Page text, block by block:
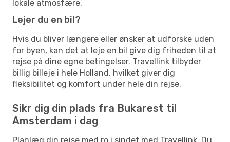
lokale atmosfære.
Lejer du en bil?
Hvis du bliver længere eller ønsker at udforske uden
for byen, kan det at leje en bil give dig friheden til at
rejse på dine egne betingelser. Travellink tilbyder
billig billeje i hele Holland, hvilket giver dig
fleksibilitet og komfort under hele din rejse.
Sikr dig din plads fra Bukarest til
Amsterdam i dag